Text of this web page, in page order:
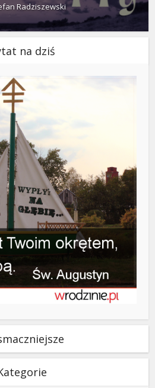
Radziszewski
na dziś